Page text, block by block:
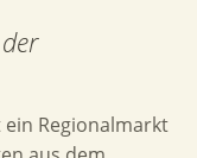
Regionalmarkt